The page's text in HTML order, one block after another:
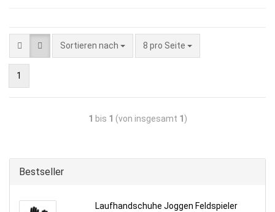
Sortieren nach 8 pro Seite
1
1 bis 1 (von insgesamt 1 )
Bestseller
Lauf­hand­schu­he Jog­gen Feld­spie­ler